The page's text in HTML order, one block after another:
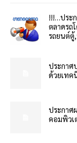
!!!…ประ
ตลาดรถ
รถยนต์ตู้,
ประกาศ
ด้วยเทค
ประกาศ
คอมพิวเ